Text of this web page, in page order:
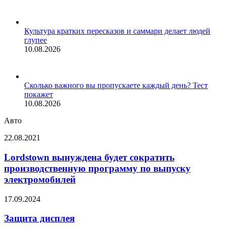
Культура кратких пересказов и саммари делает людей
глупее
10.08.2026
Сколько важного вы пропускаете каждый день? Тест
покажет
10.08.2026
Авто
Lordstown
будет
сократить
производственную
программу
выпуску
22.08.2021
Lordstown вынуждена будет сократить
производственную программу по выпуску
электромобилей
Защита
17.09.2024
Защита дисплея